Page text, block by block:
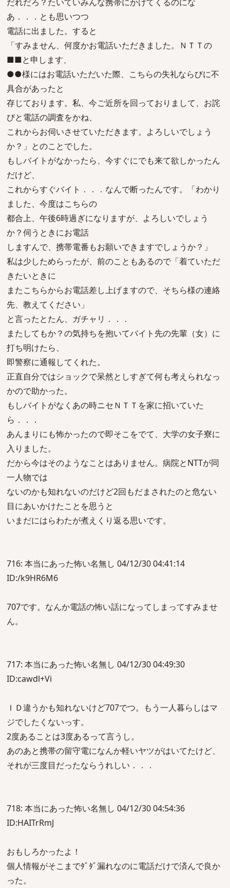
あ．．．とも思いつつ
電話に出ました。すると
「すみません、何度かお電話いただきました。ＮＴＴの
■■と申します、
●●様にはお電話いただいた際、こちらの失礼ならびに不
具合があったと
存じております。私、今ご近所を回っておりまして、お詫
びと電話の調査をかね、
これからお伺いさせていただきます。よろしいでしょう
か？」とのことでした。
もしバイトがなかったら、今すぐにでも来て欲しかったん
だけど、
これからすぐバイト．．．なんで断ったんです。「わかり
ました、今度はこちらの
都合上、午後6時過ぎになりますが、よろしいでしょう
か？伺うときにお電話
しますんで、携帯電番もお願いできますでしょうか？」
私は少しためらったが、前のこともあるので「着ていただ
きたいときに
またこちらからお電話差し上げますので、そちら様の連絡
先、教えてください」
と言ったとたん、ガチャリ．．．
またしてもか？の気持ちを抱いてバイト先の先輩（女）に
打ち明けたら、
即警察に通報してくれた。
正直自分ではショックで呆然としすぎて何も考えられなっ
かので助かった。
もしバイトがなくあの時ニセＮＴＴを家に招いていた
ら．．．
あんまりにも怖かったので即そこをでて、大学の女子寮に
入りました。
だから今はそのようなことはありません。病院とNTTが同
一人物では
ないのかも知れないのだけど2回もだまされたのと危ない
目にあいかけたことを思うと
いまだにはらわたが煮えくり返る思いです。
716: 本当にあった怖い名無し 04/12/30 04:41:14
ID:/k9HR6M6
707です。なんか電話の怖い話になってしまってすみませ
ん。
717: 本当にあった怖い名無し 04/12/30 04:49:30
ID:cawdl+Vi
ＩＤ違うかも知れないけど707でつ。もう一人暮らしはマ
ジでしたくないっす。
2度あることは3度あるって言うし。
あのあと携帯の留守電になんか軽いヤツがはいてたけど、
それが三度目だったならうれしい．．．
718: 本当にあった怖い名無し 04/12/30 04:54:36
ID:HAITrRmJ
おもしろかったよ！
個人情報がそこまでﾀﾞﾀﾞ漏れなのに電話だけで済んで良か
った。